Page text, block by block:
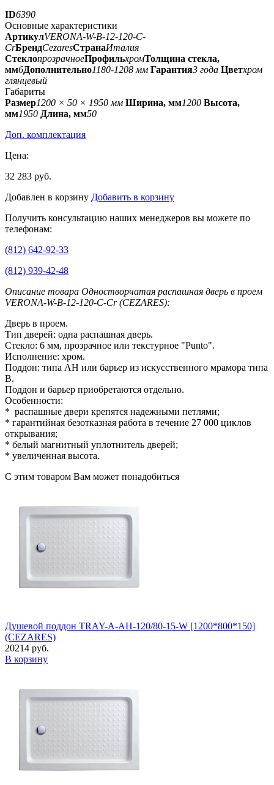
ID6390
Основные характеристики
АртикулVERONA-W-B-12-120-C-
CrБрендCezaresСтранаИталия
СтеклопрозрачноеПрофильхромТолщина стекла,
мм6Дополнительно1180-1208 мм Гарантия3 года Цветхром
глянцевый
Габариты
Размер1200 × 50 × 1950 мм Ширина, мм1200 Высота,
мм1950 Длина, мм50
Доп. комплектация
Цена:
32 283 руб.
Добавлен в корзину Добавить в корзину
Получить консультацию наших менеджеров вы можете по
телефонам:
(812) 642-92-33
(812) 939-42-48
Описание товара Одностворчатая распашная дверь в проем
VERONA-W-B-12-120-C-Cr (CEZARES):
Дверь в проем.
Тип дверей: одна распашная дверь.
Стекло: 6 мм, прозрачное или текстурное "Punto".
Исполнение: хром.
Поддон: типа AH или барьер из искусственного мрамора типа
B.
Поддон и барьер приобретаются отдельно.
Особенности:
* распашные двери крепятся надежными петлями;
* гарантийная безотказная работа в течение 27 000 циклов
открывания;
* белый магнитный уплотнитель дверей;
* увеличенная высота.
С этим товаром Вам может понадобиться
Душевой поддон TRAY-A-AH-120/80-15-W [1200*800*150]
(CEZARES)
20214 руб.
В корзину